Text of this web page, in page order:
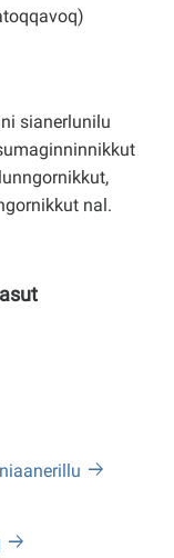
sianerlunilu
nal.